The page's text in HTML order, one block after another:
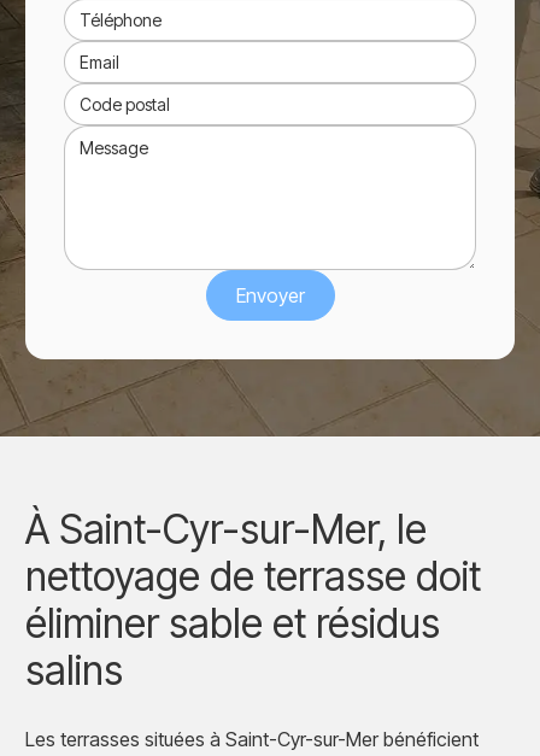
À Saint-Cyr-sur-Mer, le
nettoyage de terrasse doit
éliminer sable et résidus
salins
Les terrasses situées à Saint-Cyr-sur-Mer bénéficient